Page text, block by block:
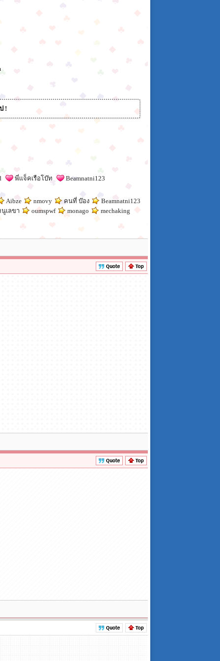
!
พี่เเจ็คเรือโบ๊ท Beamnatni123
Aibze nmovy คนที่ บ๊อง
Beamnatni123
เลขา
oumspwf monago mechaking